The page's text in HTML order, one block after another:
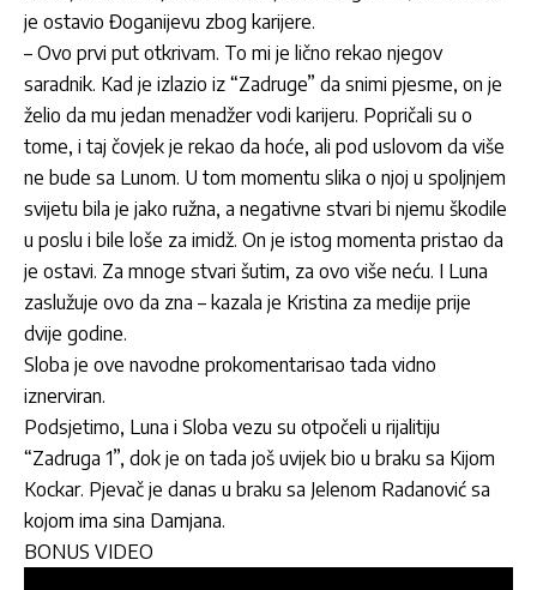
je ostavio Đoganijevu zbog karijere.
– Ovo prvi put otkrivam. To mi je lično rekao njegov
saradnik. Kad je izlazio iz “Zadruge” da snimi pjesme, on je
želio da mu jedan menadžer vodi karijeru. Popričali su o
tome, i taj čovjek je rekao da hoće, ali pod uslovom da više
ne bude sa Lunom. U tom momentu slika o njoj u spoljnjem
svijetu bila je jako ružna, a negativne stvari bi njemu škodile
u poslu i bile loše za imidž. On je istog momenta pristao da
je ostavi. Za mnoge stvari šutim, za ovo više neću. I Luna
zaslužuje ovo da zna – kazala je Kristina za medije prije
dvije godine.
Sloba je ove navodne prokomentarisao tada vidno
iznerviran.
Podsjetimo, Luna i Sloba vezu su otpočeli u rijalitiju
“Zadruga 1”, dok je on tada još uvijek bio u braku sa Kijom
Kockar. Pjevač je danas u braku sa Jelenom Radanović sa
kojom ima sina Damjana.
BONUS VIDEO